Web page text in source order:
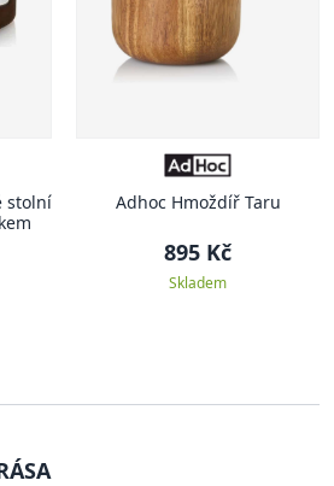
stolní
Adhoc Hmoždíř Taru
895 Kč
Skladem